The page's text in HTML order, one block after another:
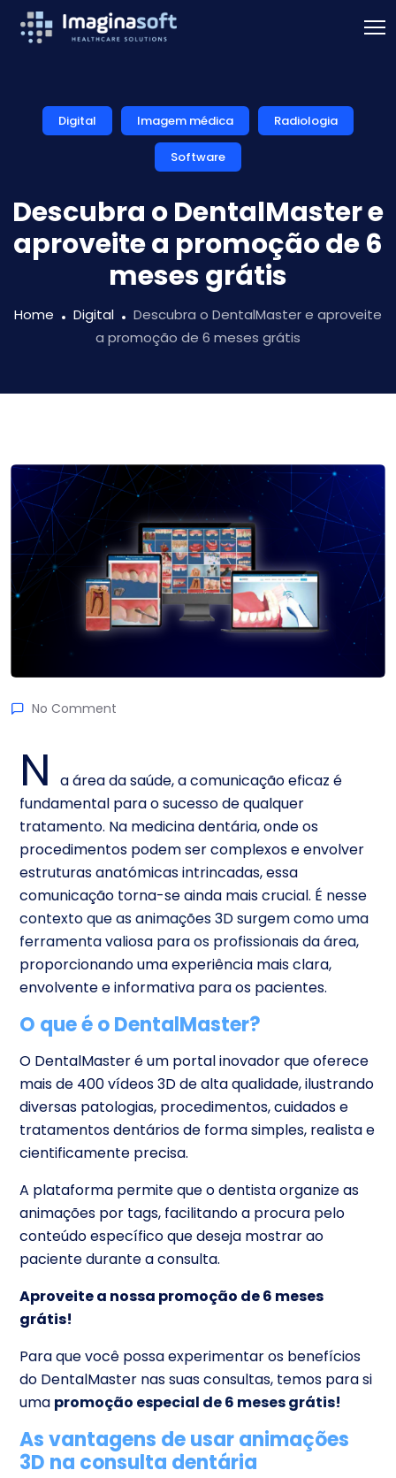
Digital Imagem médica Radiologia
Software
Descubra o DentalMaster e
aproveite a promoção de 6
meses grátis
Home Digital
Descubra o DentalMaster e aproveite
a promoção de 6 meses grátis
No Comment
N
a área da saúde, a comunicação eficaz é
fundamental para o sucesso de qualquer
tratamento. Na medicina dentária, onde os
procedimentos podem ser complexos e envolver
estruturas anatómicas intrincadas, essa
comunicação torna-se ainda mais crucial. É nesse
contexto que as animações 3D surgem como uma
ferramenta valiosa para os profissionais da área,
proporcionando uma experiência mais clara,
envolvente e informativa para os pacientes.
O que é o DentalMaster?
O DentalMaster é um portal inovador que oferece
mais de 400 vídeos 3D de alta qualidade, ilustrando
diversas patologias, procedimentos, cuidados e
tratamentos dentários de forma simples, realista e
cientificamente precisa.
A plataforma permite que o dentista organize as
animações por tags, facilitando a procura pelo
conteúdo específico que deseja mostrar ao
paciente durante a consulta.
Aproveite a nossa promoção de 6 meses
grátis!
Para que você possa experimentar os benefícios
do DentalMaster nas suas consultas, temos para si
uma promoção especial de 6 meses grátis!
As vantagens de usar animações
3D na consulta dentária